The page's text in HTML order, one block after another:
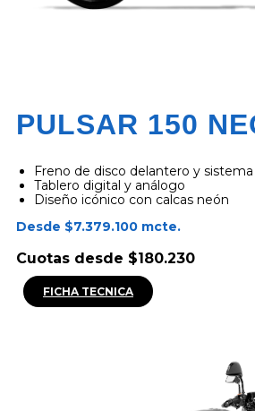
PULSAR 150
Freno de disco delantero y sistema
Tablero digital y análogo
Diseño icónico con calcas neón
Desde $7.379.100 mcte.
Cuotas desde $180.230
FICHA TECNICA